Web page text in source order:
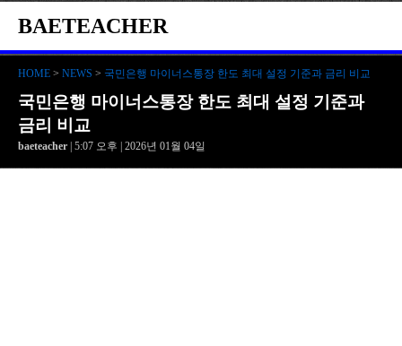
BAETEACHER
HOME > NEWS > 국민은행 마이너스통장 한도 최대 설정 기준과 금리 비교
국민은행 마이너스통장 한도 최대 설정 기준과
금리 비교
baeteacher | 5:07 오후 | 2026년 01월 04일